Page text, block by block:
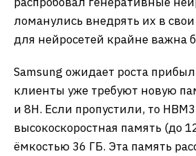
ломанулись внедрять их в свои
для нейросетей крайне важна
Samsung ожидает роста
клиенты уже требуют новую
и 8H. Если пропустили, то
высокоскоростная память (до
ёмкостью 36 ГБ. Эта память